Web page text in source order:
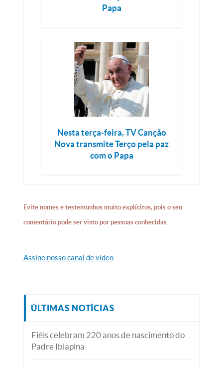
Papa
Nesta terça-feira, TV Canção
Nova transmite Terço pela paz
com o Papa
Evite nomes e testemunhos muito explícitos, pois o seu
comentário pode ser visto por pessoas conhecidas.
Assine nosso canal de vídeo
ÚLTIMAS NOTÍCIAS
Fiéis celebram 220 anos de nascimento do
Padre Ibiapina